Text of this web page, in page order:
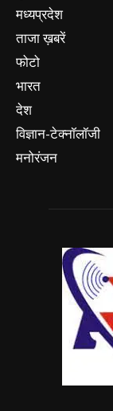
मध्यप्रदेश
ताजा ख़बरें
फोटो
भारत
देश
विज्ञान-टेक्नॉलॉजी
मनोरंजन